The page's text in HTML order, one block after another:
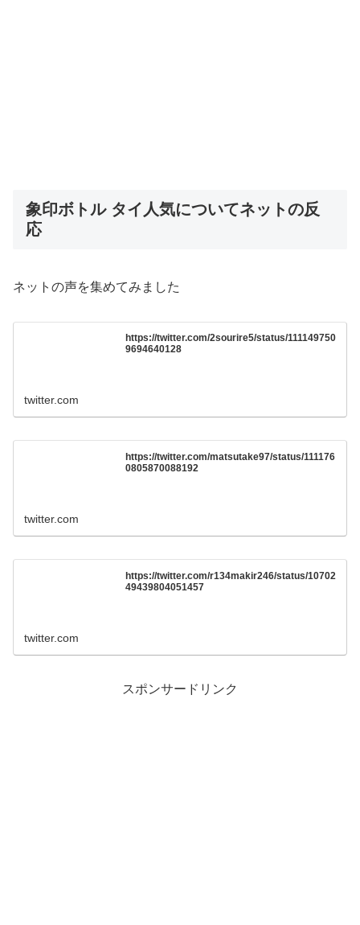
象印ボトル タイ人気についてネットの反
応
ネットの声を集めてみました
https://twitter.com/2sourire5/status/111149750
9694640128
twitter.com
https://twitter.com/matsutake97/status/111176
0805870088192
twitter.com
https://twitter.com/r134makir246/status/10702
49439804051457
twitter.com
スポンサードリンク